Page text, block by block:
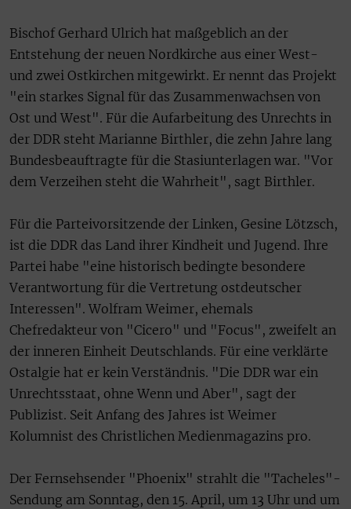
Bischof Gerhard Ulrich hat maßgeblich an der
Entstehung der neuen Nordkirche aus einer West-
und zwei Ostkirchen mitgewirkt. Er nennt das Projekt
"ein starkes Signal für das Zusammenwachsen von
Ost und West". Für die Aufarbeitung des Unrechts in
der DDR steht Marianne Birthler, die zehn Jahre lang
Bundesbeauftragte für die Stasiunterlagen war. "Vor
dem Verzeihen steht die Wahrheit", sagt Birthler.
Für die Parteivorsitzende der Linken, Gesine Lötzsch,
ist die DDR das Land ihrer Kindheit und Jugend. Ihre
Partei habe "eine historisch bedingte besondere
Verantwortung für die Vertretung ostdeutscher
Interessen". Wolfram Weimer, ehemals
Chefredakteur von "Cicero" und "Focus", zweifelt an
der inneren Einheit Deutschlands. Für eine verklärte
Ostalgie hat er kein Verständnis. "Die DDR war ein
Unrechtsstaat, ohne Wenn und Aber", sagt der
Publizist. Seit Anfang des Jahres ist Weimer
Kolumnist des Christlichen Medienmagazins pro.
Der Fernsehsender "Phoenix" strahlt die "Tacheles"-
Sendung am Sonntag, den 15. April, um 13 Uhr und um